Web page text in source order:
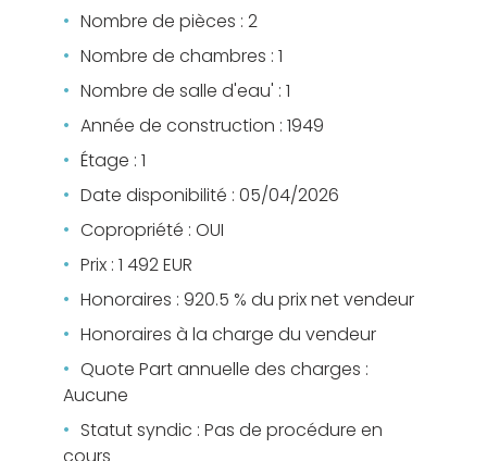
Nombre de pièces : 2
Nombre de chambres : 1
Nombre de salle d'eau' : 1
Année de construction : 1949
Étage : 1
Date disponibilité : 05/04/2026
Copropriété : OUI
Prix : 1 492 EUR
Honoraires : 920.5 % du prix net vendeur
Honoraires à la charge du vendeur
Quote Part annuelle des charges :
Aucune
Statut syndic : Pas de procédure en